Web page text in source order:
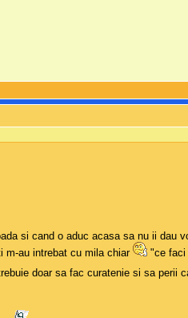
si cand o aduc acasa sa nu ii dau
m-au intrebat cu mila chiar
"ce faci
doar sa fac curatenie si sa perii